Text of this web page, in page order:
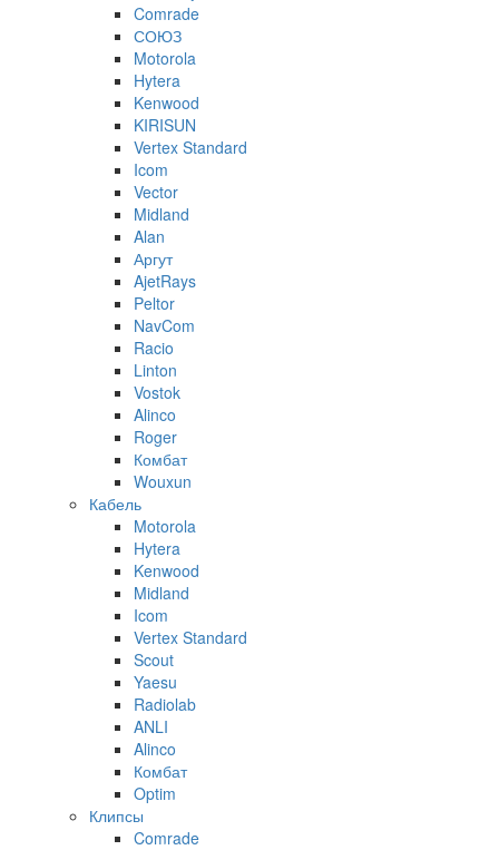
Comrade
СОЮЗ
Motorola
Hytera
Kenwood
KIRISUN
Vertex Standard
Icom
Vector
Midland
Alan
Аргут
AjetRays
Peltor
NavCom
Racio
Linton
Vostok
Alinco
Roger
Комбат
Wouxun
Кабель
Motorola
Hytera
Kenwood
Midland
Icom
Vertex Standard
Scout
Yaesu
Radiolab
ANLI
Alinco
Комбат
Optim
Клипсы
Comrade